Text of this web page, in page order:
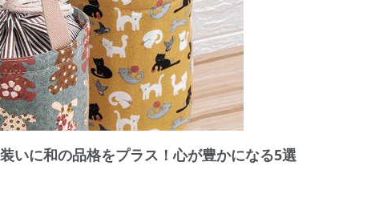
いに和の品格をプラス！心が豊かになる5選